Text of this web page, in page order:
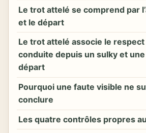
Le trot attelé se comprend par
et le départ
Le trot attelé associe le respect
conduite depuis un sulky et
départ
Pourquoi une faute visible ne
conclure
Les quatre contrôles propres